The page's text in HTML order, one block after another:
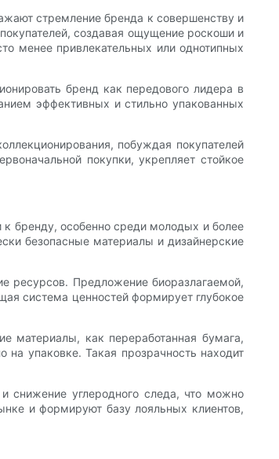
стремление бренда к совершенству и
создавая ощущение роскоши и
менее привлекательных или однотипных
бренд как передового лидера в
эффективных и стильно упакованных
побуждая покупателей
покупки, укрепляет стойкое
бренду, особенно среди молодых и более
безопасные материалы и дизайнерские
ресурсов. Предложение биоразлагаемой,
система ценностей формирует глубокое
материалы, как переработанная бумага,
упаковке. Такая прозрачность находит
снижение углеродного следа, что можно
и формируют базу лояльных клиентов,